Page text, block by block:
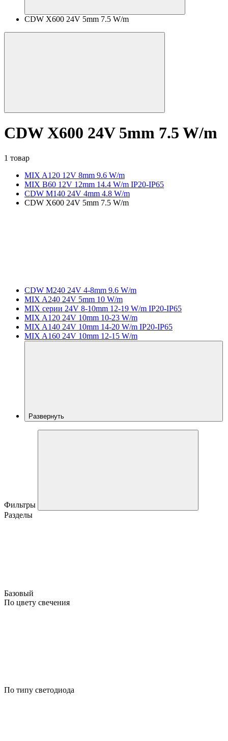
CDW X600 24V 5mm 7.5 W/m
CDW X600 24V 5mm 7.5 W/m
1 товар
MIX A120 12V 8mm 9.6 W/m
MIX B60 12V 12mm 14.4 W/m IP20-IP65
CDW M140 24V 4mm 4.8 W/m
CDW X600 24V 5mm 7.5 W/m
CDW M240 24V 4-8mm 9.6 W/m
MIX A240 24V 5mm 10 W/m
MIX серии 24V 8-10mm 12-19 W/m IP20-IP65
MIX A120 24V 10mm 10-23 W/m
MIX A140 24V 10mm 14-20 W/m IP20-IP65
MIX A160 24V 10mm 12-15 W/m
Развернуть
Фильтры
Разделы
Базовый
По цвету свечения
По типу светодиода